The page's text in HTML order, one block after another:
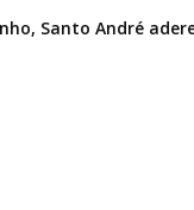
Santo André